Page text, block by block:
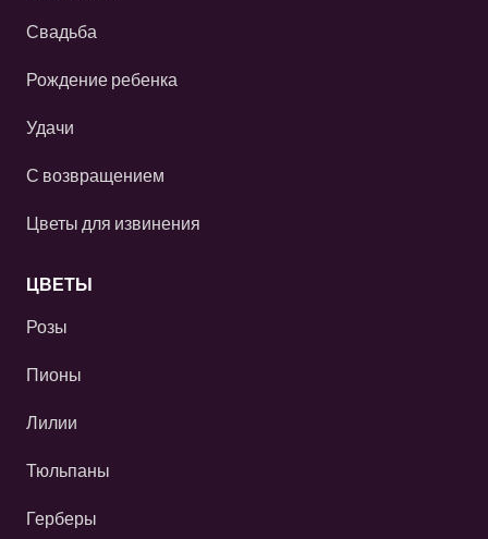
Свадьба
Рождение ребенка
Удачи
С возвращением
Цветы для извинения
ЦВЕТЫ
Розы
Пионы
Лилии
Тюльпаны
Герберы